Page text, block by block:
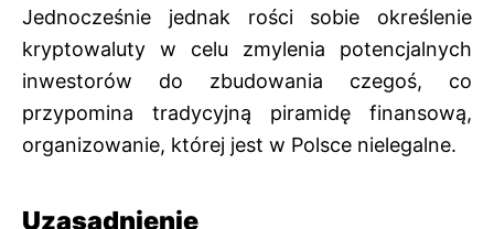
Jednocześnie jednak rości sobie określenie
kryptowaluty w celu zmylenia potencjalnych
inwestorów do zbudowania czegoś, co
przypomina tradycyjną piramidę finansową,
organizowanie, której jest w Polsce nielegalne.
Uzasadnienie